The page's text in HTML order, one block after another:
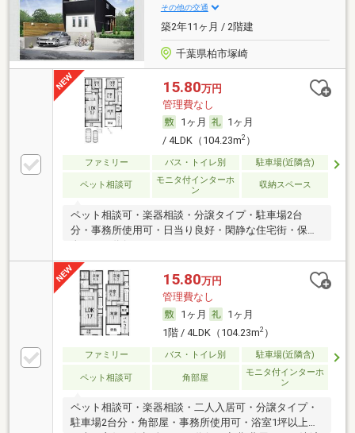
その他の交通
築2年11ヶ月 / 2階建
千葉県柏市塚崎
15.80万円
管理費なし
1ヶ月
1ヶ月
/ 4LDK（104.23m2）
ファミリー バス・トイレ別 駐車場(近隣含)
ペット相談可
モニタ付インターホ
ン
収納スペース
ペット相談可・楽器相談・分譲タイプ・駐車場2台
分・事務所使用可・日当り良好・閑静な住宅街・保証
15.80万円
管理費なし
1ヶ月
1ヶ月
1階 / 4LDK（104.23m2）
ファミリー バス・トイレ別 駐車場(近隣含)
ペット相談可 角部屋
モニタ付インターホ
ン
ペット相談可・楽器相談・二人入居可・分譲タイプ・
駐車場2台分・角部屋・事務所使用可・浴室1坪以上・